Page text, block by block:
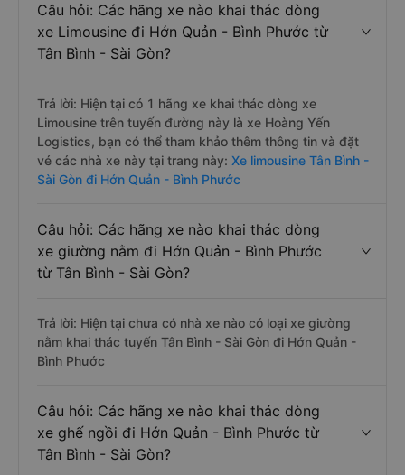
Câu hỏi: Các hãng xe nào khai thác dòng
xe Limousine đi Hớn Quản - Bình Phước từ
Tân Bình - Sài Gòn?
Trả lời: Hiện tại có 1 hãng xe khai thác dòng xe
Limousine trên tuyến đường này là xe Hoàng Yến
Logistics, bạn có thể tham khảo thêm thông tin và đặt
vé các nhà xe này tại trang này: Xe limousine Tân Bình -
Sài Gòn đi Hớn Quản - Bình Phước
Câu hỏi: Các hãng xe nào khai thác dòng
xe giường nằm đi Hớn Quản - Bình Phước
từ Tân Bình - Sài Gòn?
Trả lời: Hiện tại chưa có nhà xe nào có loại xe giường
nằm khai thác tuyến Tân Bình - Sài Gòn đi Hớn Quản -
Bình Phước
Câu hỏi: Các hãng xe nào khai thác dòng
xe ghế ngồi đi Hớn Quản - Bình Phước từ
Tân Bình - Sài Gòn?